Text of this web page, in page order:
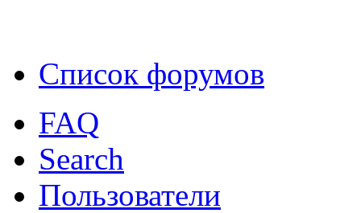
Список форумов
FAQ
Search
Пользователи